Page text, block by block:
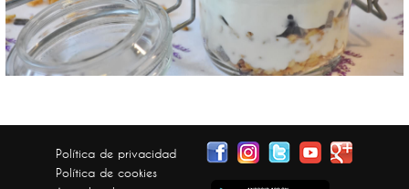
Política de privacidad
Política de cookies